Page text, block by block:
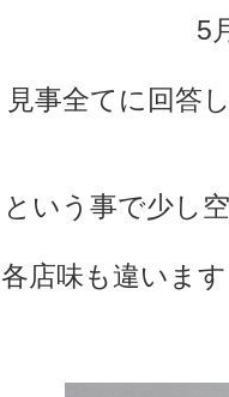
5
見事全てに回答
という事で少し
各店味も違いま